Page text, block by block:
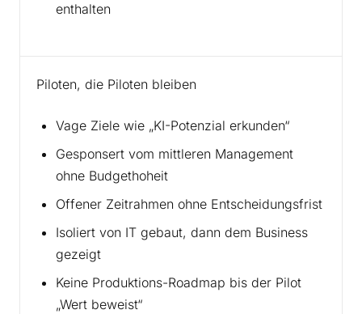
enthalten
Piloten, die Piloten bleiben
Vage Ziele wie „KI-Potenzial erkunden“
Gesponsert vom mittleren Management
ohne Budgethoheit
Offener Zeitrahmen ohne Entscheidungsfrist
Isoliert von IT gebaut, dann dem Business
gezeigt
Keine Produktions-Roadmap bis der Pilot
„Wert beweist“